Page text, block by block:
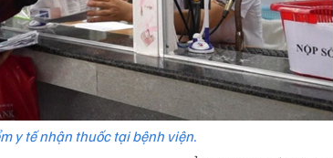
y tế nhận thuốc tại bệnh viện.